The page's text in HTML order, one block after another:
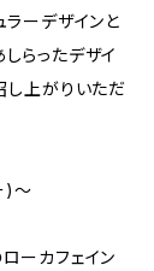
ラーデザインと
らったデザイ
し上がりいただ
)～
ーカフェイン